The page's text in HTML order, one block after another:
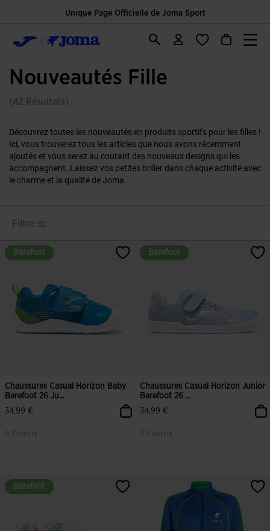
Unique Page Officielle de Joma Sport
Nouveautés Fille
(42 Résultats)
Découvrez toutes les nouveautés en produits sportifs pour les filles !
Ici, vous trouverez tous les articles que nous avons récemment
ajoutés et vous serez au courant des nouveaux designs qui les
accompagnent. Laissez vos petites briller dans chaque activité avec
le charme et la qualité de Joma.
Filtre
Barefoot
Barefoot
Chaussures Casual Horizon Baby
Barefoot 26 Ju...
34,99 €
4 Coloris
Barefoot
Barefoot
Chaussures Casual Horizon Junior
Barefoot 26 ...
34,99 €
4 Coloris
Barefoot
Barefoot